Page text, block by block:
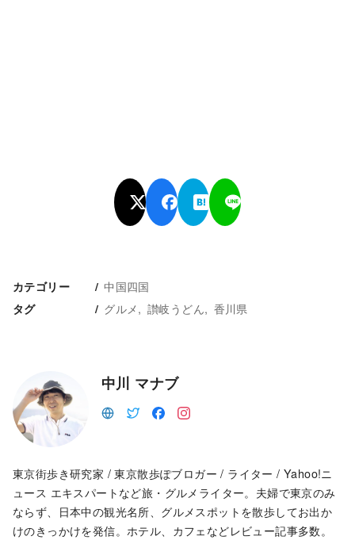
カテゴリー 中国四国
タグ グルメ 讃岐うどん 香川県
中川 マナブ
東京街歩き研究家 / 東京散歩ぽブロガー / ライター / Yahoo!ニ
ュース エキスパートなど旅・グルメライター。夫婦で東京のみ
ならず、日本中の観光名所、グルメスポットを散歩してお出か
けのきっかけを発信。ホテル、カフェなどレビュー記事多数。